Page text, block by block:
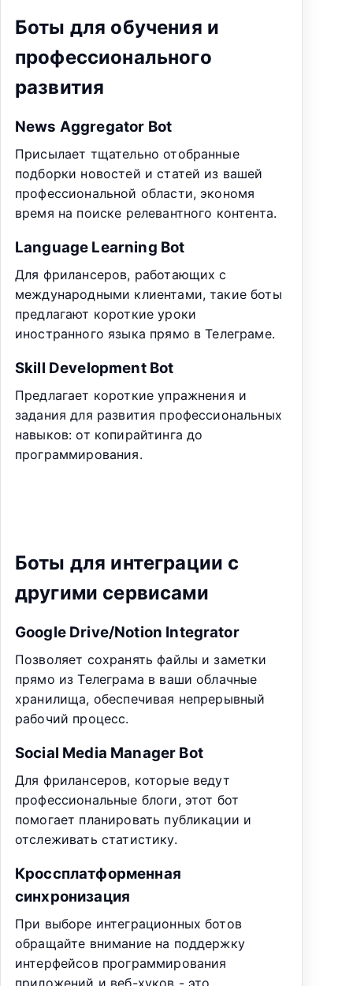
Боты для обучения и
профессионального
развития
News Aggregator Bot
Присылает тщательно отобранные
подборки новостей и статей из вашей
профессиональной области, экономя
время на поиске релевантного контента.
Language Learning Bot
Для фрилансеров, работающих с
международными клиентами, такие боты
предлагают короткие уроки
иностранного языка прямо в Телеграме.
Skill Development Bot
Предлагает короткие упражнения и
задания для развития профессиональных
навыков: от копирайтинга до
программирования.
Боты для интеграции с
другими сервисами
Google Drive/Notion Integrator
Позволяет сохранять файлы и заметки
прямо из Телеграма в ваши облачные
хранилища, обеспечивая непрерывный
рабочий процесс.
Social Media Manager Bot
Для фрилансеров, которые ведут
профессиональные блоги, этот бот
помогает планировать публикации и
отслеживать статистику.
Кроссплатформенная
синхронизация
При выборе интеграционных ботов
обращайте внимание на поддержку
интерфейсов программирования
приложений и веб-хуков - это